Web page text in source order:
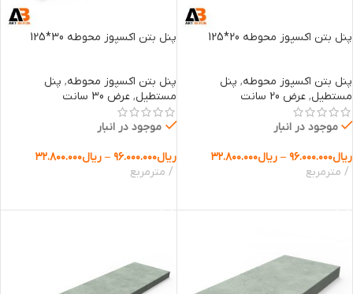
پنل بتن اکسپوز محوطه 20*125
پنل بتن اکسپوز محوطه, پنل
مستطیل, عرض 20 سانت
موجود در انبار
ریال۹۶.۰۰۰.۰۰۰ – ریال۳۲.۸۰۰.۰۰۰
مترمربع
پنل بتن اکسپوز محوطه 30*125
پنل بتن اکسپوز محوطه, پنل
مستطیل, عرض 30 سانت
موجود در انبار
ریال۹۶.۰۰۰.۰۰۰ – ریال۳۲.۸۰۰.۰۰۰
مترمربع